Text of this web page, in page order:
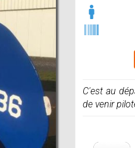
C'est au
de venir